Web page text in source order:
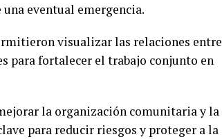
eventual emergencia.
visualizar las relaciones entre
para fortalecer el trabajo conjunto en
la organización comunitaria y la
para reducir riesgos y proteger a la